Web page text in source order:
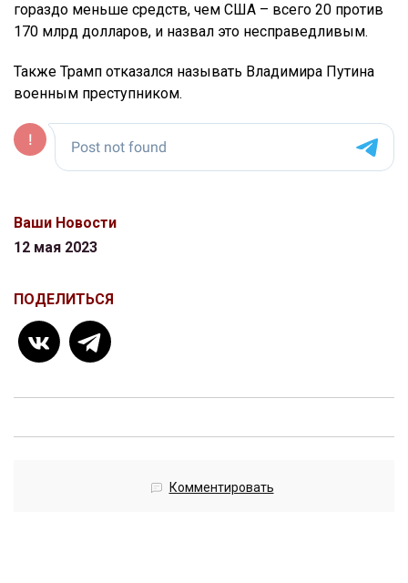
гораздо меньше средств, чем США – всего 20 против
170 млрд долларов, и назвал это несправедливым.
Также Трамп отказался называть Владимира Путина
военным преступником.
Ваши Новости
12 мая 2023
ПОДЕЛИТЬСЯ
Комментировать